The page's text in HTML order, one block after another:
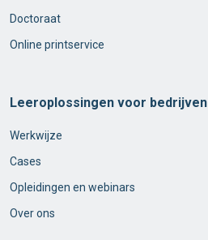
Doctoraat
Online printservice
Leeroplossingen voor bedrijven
Werkwijze
Cases
Opleidingen en webinars
Over ons